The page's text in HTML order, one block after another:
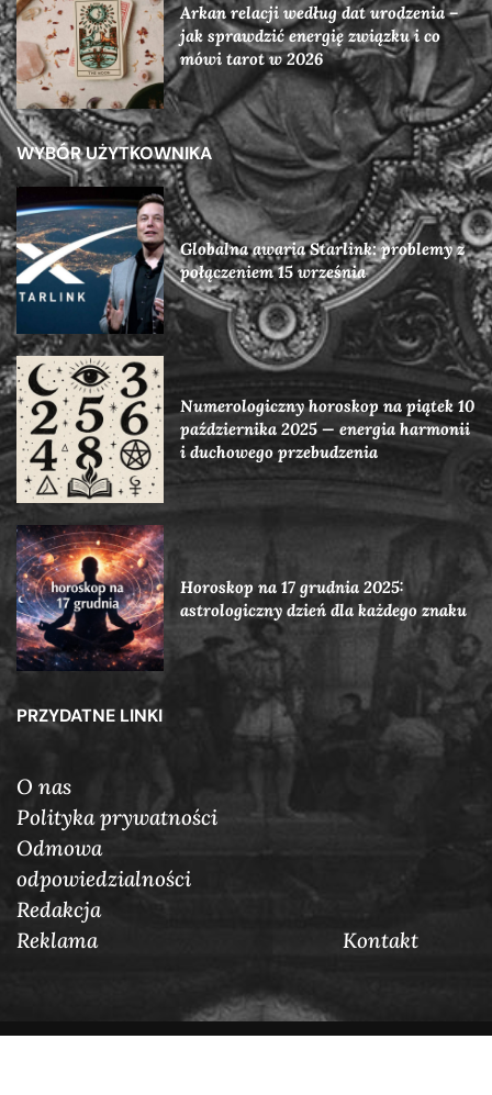
Arkan relacji według dat urodzenia –
jak sprawdzić energię związku i co
mówi tarot w 2026
WYBÓR UŻYTKOWNIKA
Globalna awaria Starlink: problemy z
połączeniem 15 września
Numerologiczny horoskop na piątek 10
października 2025 — energia harmonii
i duchowego przebudzenia
Horoskop na 17 grudnia 2025:
astrologiczny dzień dla każdego znaku
PRZYDATNE LINKI
O nas
Polityka prywatności
Odmowa
odpowiedzialności
Redakcja
Reklama
Кontakt